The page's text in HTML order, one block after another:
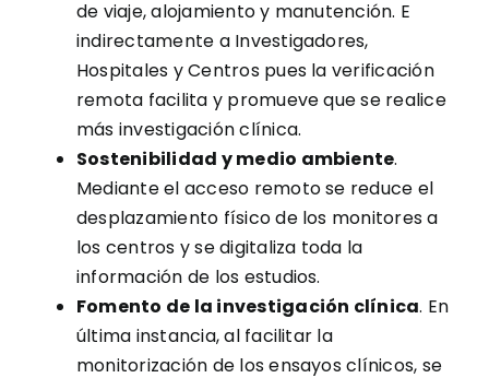
de viaje, alojamiento y manutención. E
indirectamente a Investigadores,
Hospitales y Centros pues la verificación
remota facilita y promueve que se realice
más investigación clínica.
Sostenibilidad y medio ambiente.
Mediante el acceso remoto se reduce el
desplazamiento físico de los monitores a
los centros y se digitaliza toda la
información de los estudios.
Fomento de la investigación clínica. En
última instancia, al facilitar la
monitorización de los ensayos clínicos, se